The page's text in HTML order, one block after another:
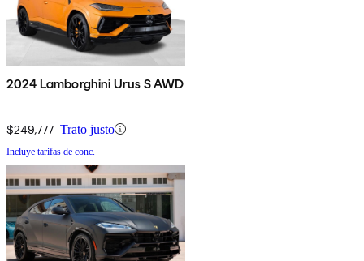
2024 Lamborghini Urus S AWD
$249,777 Trato justo
Incluye tarifas de conc.